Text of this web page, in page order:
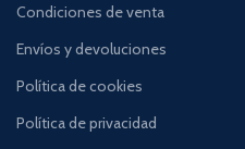
Condiciones de venta
Envíos y devoluciones
Política de cookies
Política de privacidad